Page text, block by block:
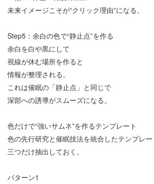
未来イメージこそが“クリック理由”になる。
Step5 ：余白の色で“静止点”を作る
余白を白や黒にして
視線が休む場所を作ると
情報が整理される。
これは催眠の「静止点」と同じで
深部への誘導がスムーズになる。
色だけで“強いサムネ”を作るテンプレート
色の先行研究と催眠技法を統合したテンプレー
三つだけ抽出しておく。
パターン1